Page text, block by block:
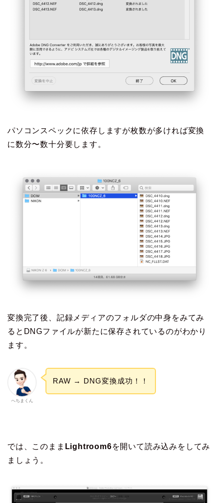
パソコンスペックに依存しますが枚数が多ければ変換
に数分〜数十分要します。
変換完了後、記録メディアのフォルダの中身をみてみ
るとDNGファイルが新たに保存されているのがわかり
ます。
へちまくん
RAW → DNG変換成功！！
では、このまま Lightroom6を開いて読み込みをしてみ
ましょう。